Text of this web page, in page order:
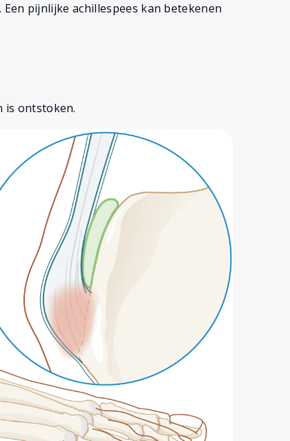
pijnlijke achillespees kan betekenen
is ontstoken.